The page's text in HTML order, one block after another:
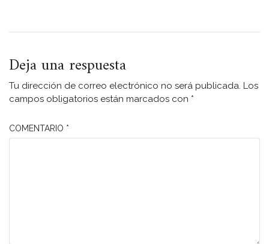
Deja una respuesta
Tu dirección de correo electrónico no será publicada. Los
campos obligatorios están marcados con *
COMENTARIO *